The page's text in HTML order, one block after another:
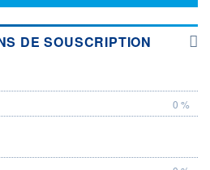
DE SOUSCRIPTION
0 %